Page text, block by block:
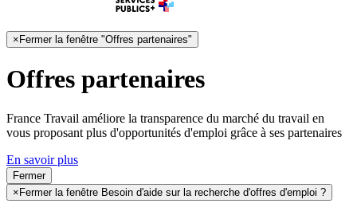
× Fermer la fenêtre "Offres partenaires"
Offres partenaires
France Travail améliore la transparence du marché du travail en
vous proposant plus d'opportunités d'emploi grâce à ses partenaires
En savoir plus
Fermer
× Fermer la fenêtre Besoin d'aide sur la recherche d'offres d'emploi ?